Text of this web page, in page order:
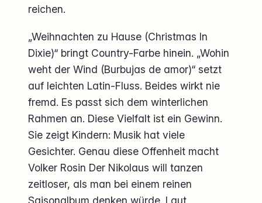
reichen.
„Weihnachten zu Hause (Christmas In
Dixie)“ bringt Country-Farbe hinein. „Wohin
weht der Wind (Burbujas de amor)“ setzt
auf leichten Latin-Fluss. Beides wirkt nie
fremd. Es passt sich dem winterlichen
Rahmen an. Diese Vielfalt ist ein Gewinn.
Sie zeigt Kindern: Musik hat viele
Gesichter. Genau diese Offenheit macht
Volker Rosin Der Nikolaus will tanzen
zeitloser, als man bei einem reinen
Saisonalbum denken würde. Laut